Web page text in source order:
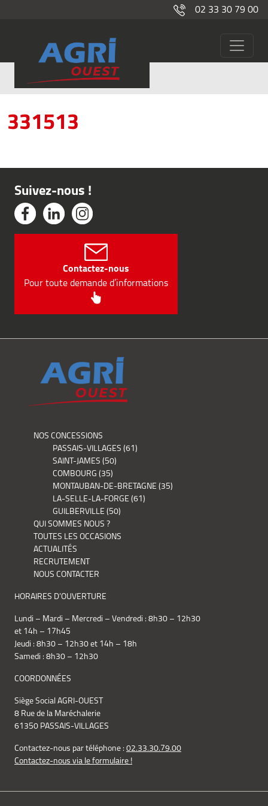
02 33 30 79 00
Breviglieri
331513
Suivez-nous !
Contactez-nous
Pour toute demande d’informations
NOS CONCESSIONS
PASSAIS-VILLAGES (61)
SAINT-JAMES (50)
COMBOURG (35)
MONTAUBAN-DE-BRETAGNE (35)
LA-SELLE-LA-FORGE (61)
GUILBERVILLE (50)
QUI SOMMES NOUS ?
TOUTES LES OCCASIONS
ACTUALITÉS
RECRUTEMENT
NOUS CONTACTER
HORAIRES D’OUVERTURE
Lundi – Mardi – Mercredi – Vendredi : 8h30 – 12h30
et 14h – 17h45
Jeudi : 8h30 – 12h30 et 14h – 18h
Samedi : 8h30 – 12h30
COORDONNÉES
Siège Social AGRI-OUEST
8 Rue de la Maréchalerie
61350 PASSAIS-VILLAGES
Contactez-nous par téléphone : 02.33.30.79.00
Contactez-nous via le formulaire !